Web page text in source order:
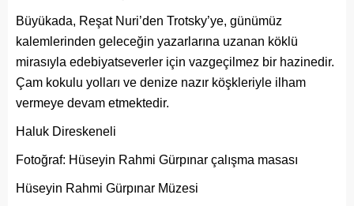
Büyükada, Reşat Nuri’den Trotsky’ye, günümüz
kalemlerinden geleceğin yazarlarına uzanan köklü
mirasıyla edebiyatseverler için vazgeçilmez bir hazinedir.
Çam kokulu yolları ve denize nazır köşkleriyle ilham
vermeye devam etmektedir.
Haluk Direskeneli
Fotoğraf: Hüseyin Rahmi Gürpınar çalışma masası
Hüseyin Rahmi Gürpınar Müzesi